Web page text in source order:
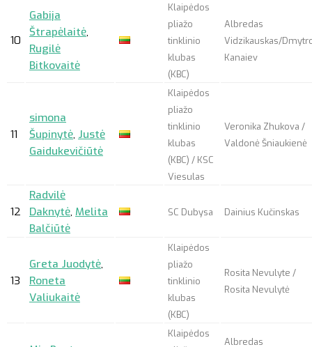
10
Gabija
Štrapėlaitė,
Rugilė
Bitkovaitė
Klaipėdos
pliažo
tinklinio
klubas
(KBC)
Albredas
Vidzikauskas/
Kanaiev
11
simona
Šupinytė, Justė
Gaidukevičiūtė
Klaipėdos
pliažo
tinklinio
klubas
(KBC) / KSC
Viesulas
Veronika Zhukova /
Valdonė Šniaukienė
12
Radvilė
Daknytė, Melita
Balčiūtė
SC Dubysa Dainius Kučinskas
13
Greta Juodytė,
Roneta
Valiukaitė
Klaipėdos
pliažo
tinklinio
klubas
(KBC)
Rosita Nevulyte /
Rosita Nevulytė
Klaipėdos
Albredas